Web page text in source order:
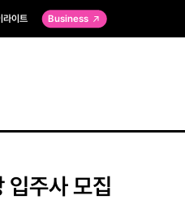
라이트 Business
주사 모집